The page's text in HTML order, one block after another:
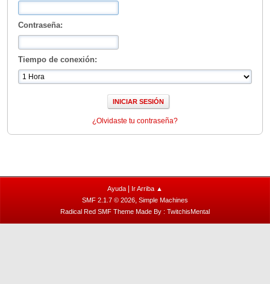
Contraseña:
Tiempo de conexión:
¿Olvidaste tu contraseña?
Ayuda
Ir Arriba ▲
SMF 2.1.7 © 2026, Simple Machines
Radical Red SMF Theme Made By : TwitchisMental